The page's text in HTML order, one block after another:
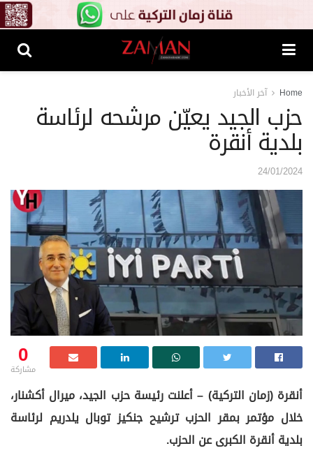
Home آخر الأخبار
حزب الجيد يعيّن مرشحه لرئاسة
بلدية أنقرة
24/01/2024
0
مشاركة
أنقرة (زمان التركية) – أعلنت رئيسة حزب الجيد، ميرال أكشنار،
خلال مؤتمر بمقر الحزب ترشيح جنكيز توبال يلدريم لرئاسة
بلدية أنقرة الكبرى عن الحزب.